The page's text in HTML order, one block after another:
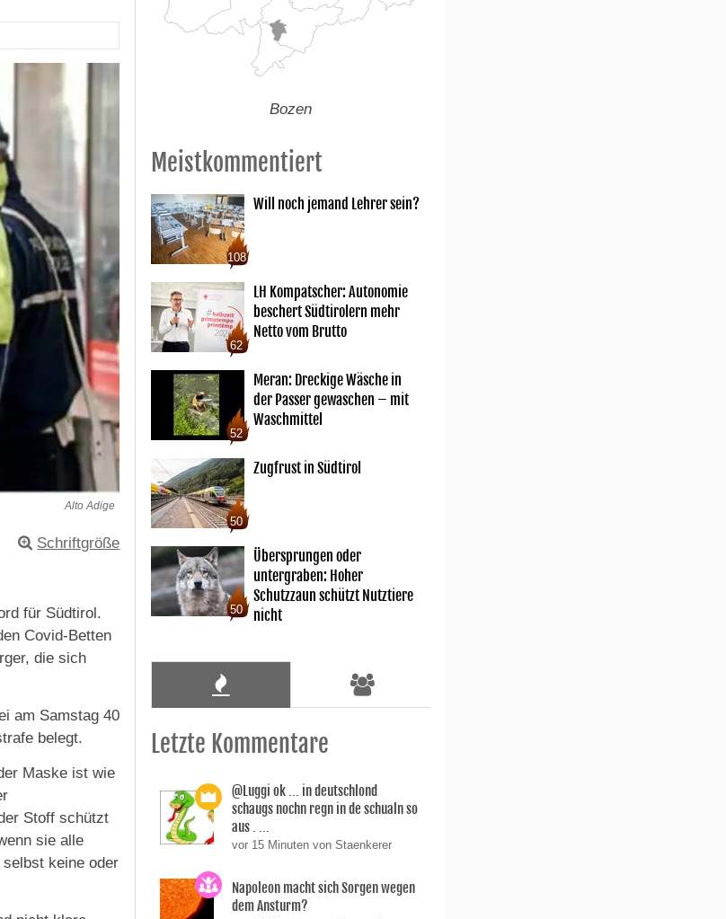
Alto Adige
Schriftgröße
für Südtirol.
Covid-Betten
die sich
am Samstag 40
belegt.
Maske ist wie
Stoff schützt
sie alle
keine oder
Bozen
Meistkommentiert
108
Will noch jemand Lehrer sein?
62
LH Kompatscher: Autonomie
beschert Südtirolern mehr
Netto vom Brutto
52
Meran: Dreckige Wäsche in
der Passer gewaschen – mit
Waschmittel
50
Zugfrust in Südtirol
50
Übersprungen oder
untergraben: Hoher
Schutzzaun schützt Nutztiere
nicht
Letzte Kommentare
@Luggi ok ... in deutschlond
schaugs nochn regn in de schualn so
aus . ...
vor 15 Minuten von Staenkerer
Napoleon macht sich Sorgen wegen
dem Ansturm?